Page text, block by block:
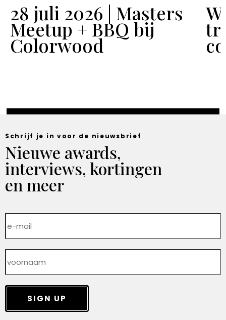
28 juli 2026 | Masters
Meetup + BBQ bij
Colorwood
Schrijf je in voor de nieuwsbrief
Nieuwe awards,
interviews, kortingen
en meer
SIGN UP